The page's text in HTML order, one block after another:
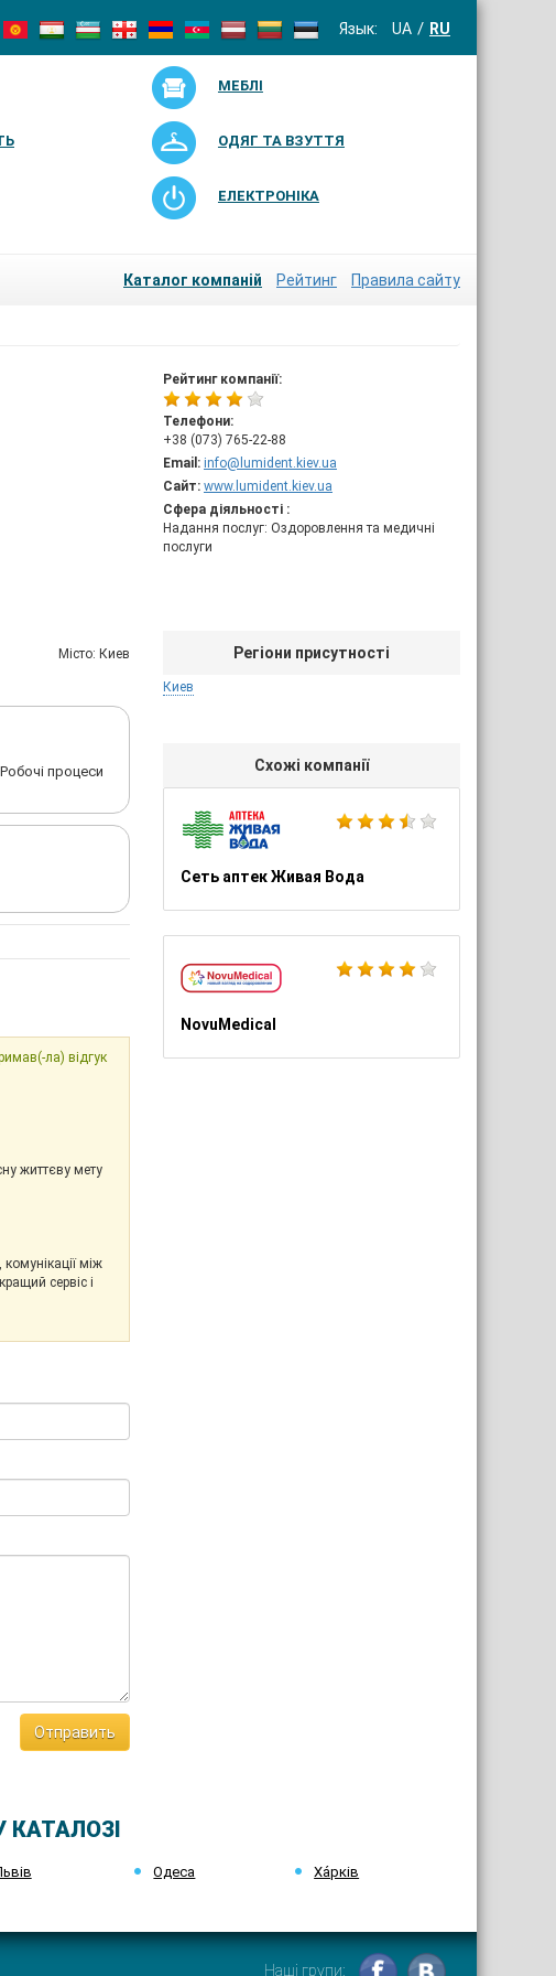
Язык: UA RU
МЕБЛІ
ОДЯГ ТА ВЗУТТЯ
ЕЛЕКТРОНІКА
Каталог компаній Рейтинг Правила сайту
Рейтинг компанії:
Телефони:
+38 (073) 765-22-88
Email: info@lumident.kiev.ua
Сайт: www.lumident.kiev.ua
Сфера діяльності :
Надання послуг: Оздоровлення та медичні
послуги
Мiсто: Киев
процеси
ла) відгук
життєву мету
між
сервіс і
Отправить
Регіони присутності
Киев
Схожі компанії
Сеть аптек Живая Вода
NovuMedical
Одеса Ха́рків
Наші групи: